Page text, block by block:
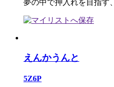
夢の中で押入れを目指す
えんかうんと
5Z6P